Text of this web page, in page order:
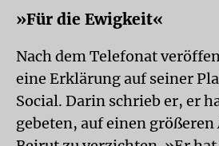
»Für die Ewigkeit«
Nach dem Telefonat
eine Erklärung auf seiner
Social. Darin schrieb er, er
gebeten, auf einen